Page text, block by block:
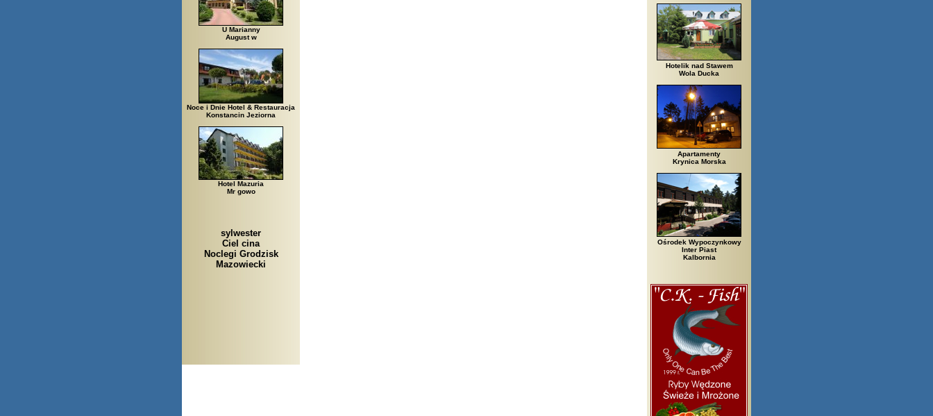
U Marianny
August w
Noce i Dnie Hotel & Restauracja
Konstancin Jeziorna
Hotel Mazuria
Mr gowo
sylwester
Ciel cina
Noclegi Grodzisk
Mazowiecki
Arłamów, Augustów, Babice Stare, Bachanowo, Barczewo, Bardo, Białobrzegi, Białowieża, Bielsko Biała, Biały Bór, Biały Dunajec, Białystok,
Hotelik nad Stawem
Wola Ducka
Apartamenty
Krynica Morska
Ośrodek Wypoczynkowy
Inter Piast
Kalbornia